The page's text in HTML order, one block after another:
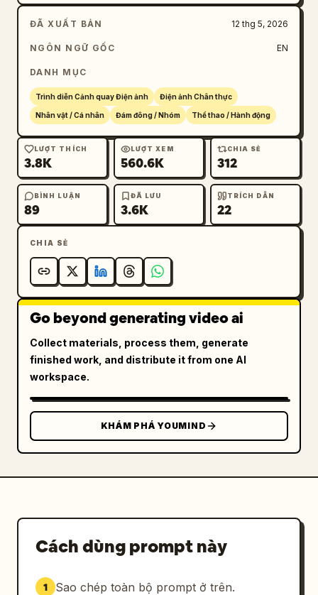
ĐÃ XUẤT BẢN 12 thg 5, 2026
NGÔN NGỮ GỐC EN
DANH MỤC
Trình diễn Cảnh quay Điện ảnh Điện ảnh Chân thực
Nhân vật / Cá nhân Đám đông / Nhóm Thể thao / Hành động
LƯỢT THÍCH
3.8K
LƯỢT XEM
560.6K
CHIA SẺ
312
BÌNH LUẬN
89
ĐÃ LƯU
3.6K
TRÍCH DẪN
22
CHIA SẺ
Go beyond generating video ai
Collect materials, process them, generate
finished work, and distribute it from one AI
workspace.
KHÁM PHÁ YOUMIND
Cách dùng prompt này
1 Sao chép toàn bộ prompt ở trên.